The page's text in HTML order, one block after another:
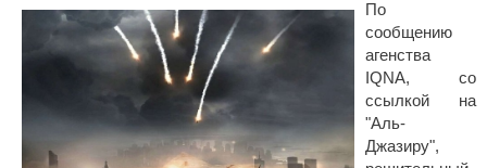
По
сообщению
агенства
IQNA, со
ссылкой на
"Аль-
Джазиру",